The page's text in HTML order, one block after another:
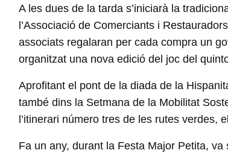
A les dues de la tarda s’iniciarà la
l’Associació de Comerciants i
associats regalaran per cada compra un
organitzat una nova edició del joc del
Aprofitant el pont de la diada de la
també dins la Setmana de la Mobilitat
l’itinerari número tres de les rutes verdes,
Fa un any, durant la Festa Major Petita,